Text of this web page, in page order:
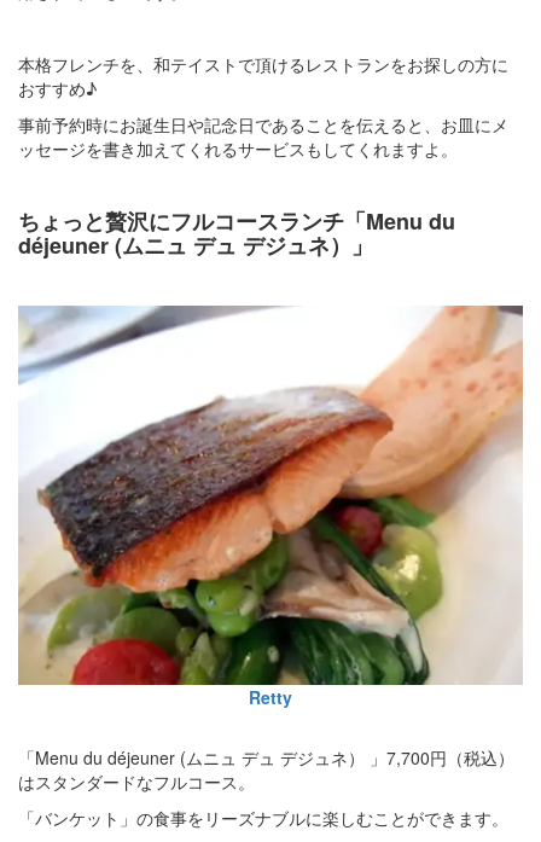
本格フレンチを、和テイストで頂けるレストランをお探しの方に
おすすめ♪
事前予約時にお誕生日や記念日であることを伝えると、お皿にメ
ッセージを書き加えてくれるサービスもしてくれますよ。
ちょっと贅沢にフルコースランチ「Menu du
déjeuner (ムニュ デュ デジュネ）」
Retty
「Menu du déjeuner (ムニュ デュ デジュネ） 」7,700円（税込）
はスタンダードなフルコース。
「バンケット」の食事をリーズナブルに楽しむことができます。